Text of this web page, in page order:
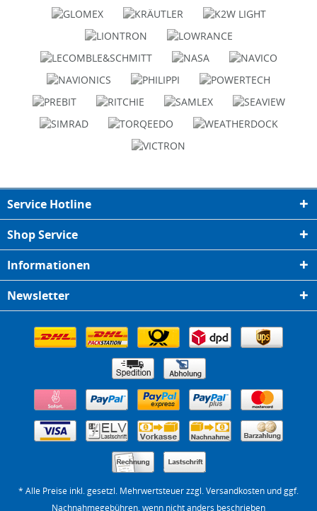
Service Hotline
Shop Service
Informationen
Newsletter
* Alle Preise inkl. gesetzl. Mehrwertsteuer zzgl.Versandkosten und ggf.
Nachnahmegebühren, wenn nicht anders beschrieben